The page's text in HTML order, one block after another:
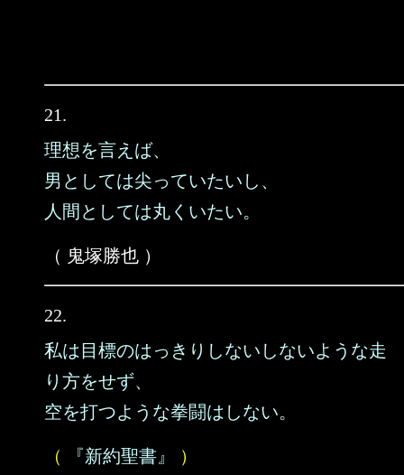
21.
理想を言えば、
男としては尖っていたいし、
人間としては丸くいたい。
（ 鬼塚勝也 ）
22.
私は目標のはっきりしないしないような走
り方をせず、
空を打つような拳闘はしない。
（ 『新約聖書』
）